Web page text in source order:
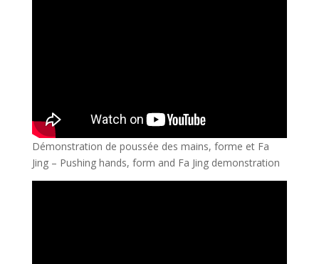
Démonstration de poussée des mains, forme et Fa
Jing – Pushing hands, form and Fa Jing demonstration